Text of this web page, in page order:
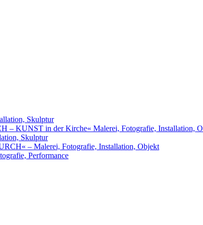
Skulptur
– KUNST in der Kirche« Malerei, Fotografie, Installation,
Skulptur
– Malerei, Fotografie, Installation, Objekt
Performance